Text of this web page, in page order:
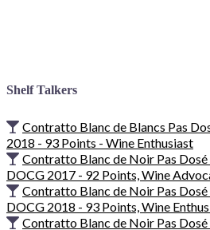
Shelf Talkers
Contratto Blanc de Blancs Pas
2018 - 93 Points - Wine Enthusiast
Contratto Blanc de Noir Pas Dosé
DOCG 2017 - 92 Points, Wine
Contratto Blanc de Noir Pas Dosé
DOCG 2018 - 93 Points, Wine
Contratto Blanc de Noir Pas Dosé